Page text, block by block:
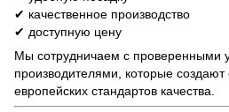
✔ качественное производство
✔ доступную цену
Мы сотрудничаем с проверенными
производителями, которые создают
европейских стандартов качества.